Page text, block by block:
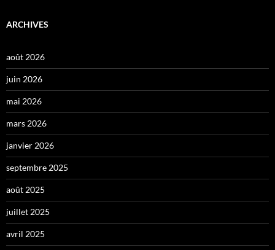
ARCHIVES
août 2026
juin 2026
mai 2026
mars 2026
janvier 2026
septembre 2025
août 2025
juillet 2025
avril 2025